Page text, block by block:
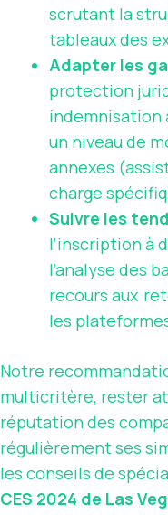
scrutant la
tableaux des
Adapter les
protection
indemnisation
un niveau de
annexes
charge
Suivre les
l’inscription à
l’analyse des
recours aux
les
Notre
multicritère, rester
réputation des
régulièrement ses
les conseils de
CES 2024 de Las